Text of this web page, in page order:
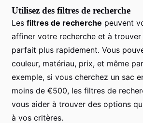
Utilisez des filtres de recherche
Les filtres de recherche peuvent
affiner votre recherche et à trouver
parfait plus rapidement. Vous
couleur, matériau, prix, et même
exemple, si vous cherchez un sac
moins de €500, les filtres de
vous aider à trouver des options
à vos critères.